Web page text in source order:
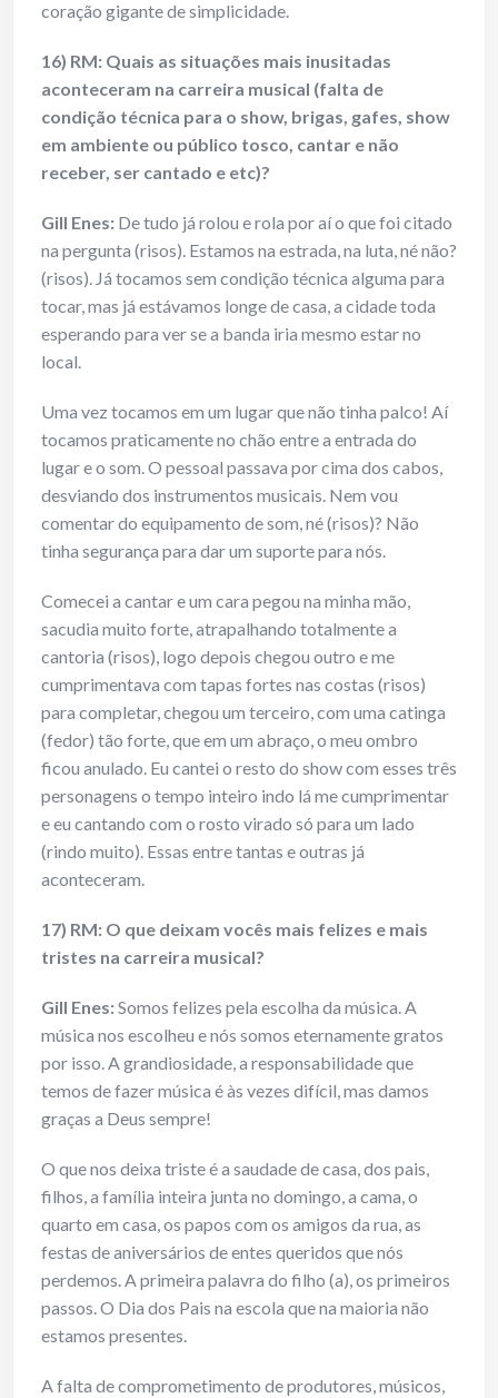
coração gigante de simplicidade.
16) RM: Quais as situações mais inusitadas
aconteceram na carreira musical (falta de
condição técnica para o show, brigas, gafes, show
em ambiente ou público tosco, cantar e não
receber, ser cantado e etc)?
Gill Enes: De tudo já rolou e rola por aí o que foi citado
na pergunta (risos). Estamos na estrada, na luta, né não?
(risos). Já tocamos sem condição técnica alguma para
tocar, mas já estávamos longe de casa, a cidade toda
esperando para ver se a banda iria mesmo estar no
local.
Uma vez tocamos em um lugar que não tinha palco! Aí
tocamos praticamente no chão entre a entrada do
lugar e o som. O pessoal passava por cima dos cabos,
desviando dos instrumentos musicais. Nem vou
comentar do equipamento de som, né (risos)? Não
tinha segurança para dar um suporte para nós.
Comecei a cantar e um cara pegou na minha mão,
sacudia muito forte, atrapalhando totalmente a
cantoria (risos), logo depois chegou outro e me
cumprimentava com tapas fortes nas costas (risos)
para completar, chegou um terceiro, com uma catinga
(fedor) tão forte, que em um abraço, o meu ombro
ficou anulado. Eu cantei o resto do show com esses três
personagens o tempo inteiro indo lá me cumprimentar
e eu cantando com o rosto virado só para um lado
(rindo muito). Essas entre tantas e outras já
aconteceram.
17) RM: O que deixam vocês mais felizes e mais
tristes na carreira musical?
Gill Enes:Somos felizes pela escolha da música. A
música nos escolheu e nós somos eternamente gratos
por isso. A grandiosidade, a responsabilidade que
temos de fazer música é às vezes difícil, mas damos
graças a Deus sempre!
O que nos deixa triste é a saudade de casa, dos pais,
filhos, a família inteira junta no domingo, a cama, o
quarto em casa, os papos com os amigos da rua, as
festas de aniversários de entes queridos que nós
perdemos. A primeira palavra do filho (a), os primeiros
passos. O Dia dos Pais na escola que na maioria não
estamos presentes.
A falta de comprometimento de produtores, músicos,